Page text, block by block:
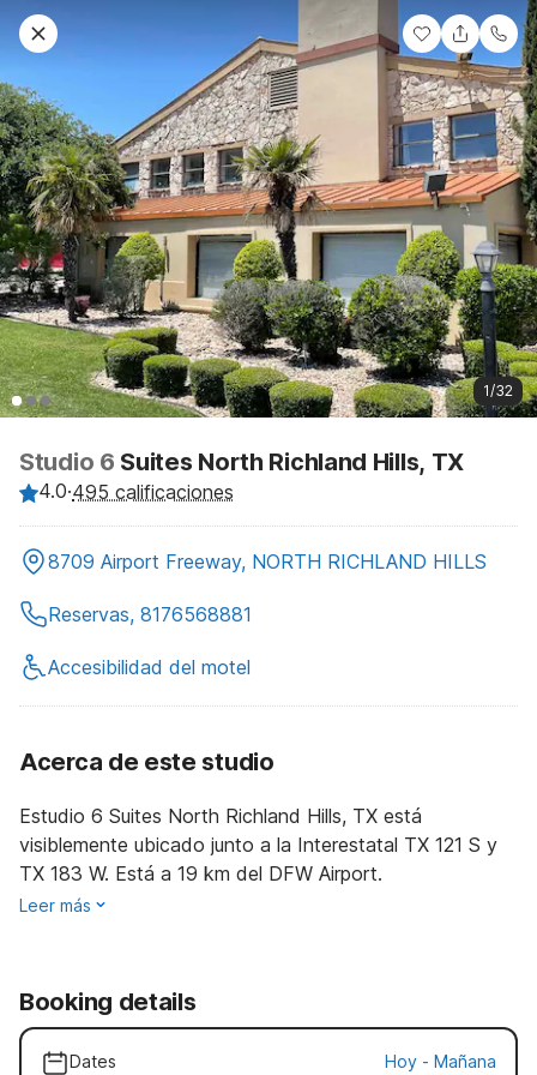
1/32
Studio 6 Suites North Richland Hills, TX
4.0·495 calificaciones
8709 Airport Freeway, NORTH RICHLAND HILLS
Reservas, 8176568881
Accesibilidad del motel
Acerca de este studio
Estudio 6 Suites North Richland Hills, TX está
visiblemente ubicado junto a la Interestatal TX 121 S y
TX 183 W. Está a 19 km del DFW Airport.
Leer más
Booking details
Dates Hoy - Mañana